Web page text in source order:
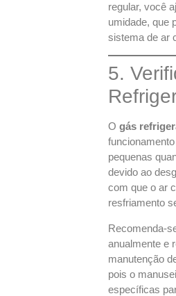
regular, você
umidade, que
sistema de ar
5.
O gás
pequenas
devido ao
com que o ar
resfriamento
Recomenda-
anualmente e
manutenção
pois o
específicas